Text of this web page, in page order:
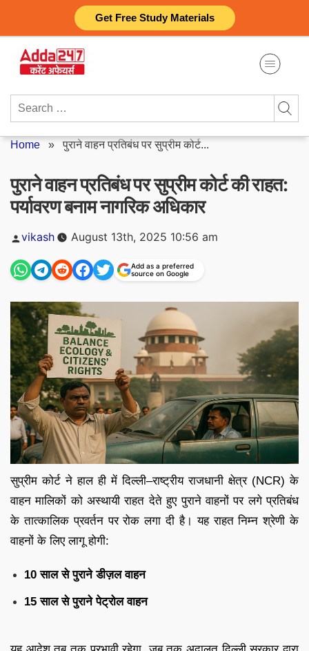
Get Free Study Materials
content
Search
Home »पुराने वाहन प्रतिबंध पर सुप्रीम कोर्ट...
पुराने वाहन प्रतिबंध पर सुप्रीम कोर्ट की राहत:
पर्यावरण बनाम नागरिक अधिकार
Posted
vikash August 13th, 2025 10:56 am
Add as a preferred
source on Google
सुप्रीम कोर्ट ने हाल ही में दिल्ली–राष्ट्रीय राजधानी क्षेत्र (NCR) के
वाहन मालिकों को अस्थायी राहत देते हुए पुराने वाहनों पर लगे प्रतिबंध
के तात्कालिक प्रवर्तन पर रोक लगा दी है। यह राहत निम्न श्रेणी के
वाहनों के लिए लागू होगी:
10 साल से पुराने डीज़ल वाहन
15 साल से पुराने पेट्रोल वाहन